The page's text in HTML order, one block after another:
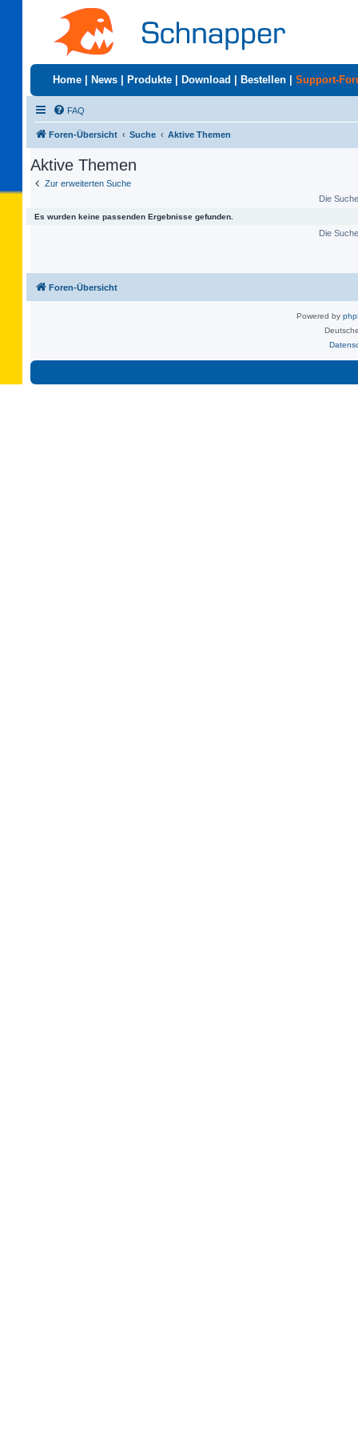
Home News Produkte Download Bestellen Support-
FAQ
Foren-Übersicht Suche Aktive Themen
Aktive Themen
Zur erweiterten Suche
Die
Es wurden keine passenden Ergebnisse gefunden.
Die
Foren-Übersicht
Powered by